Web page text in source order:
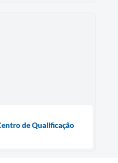
de Qualificação